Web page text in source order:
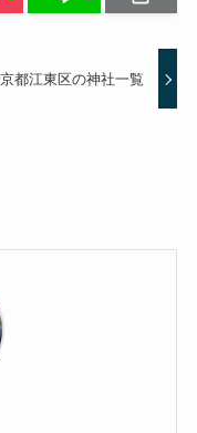
都江東区の神社一覧